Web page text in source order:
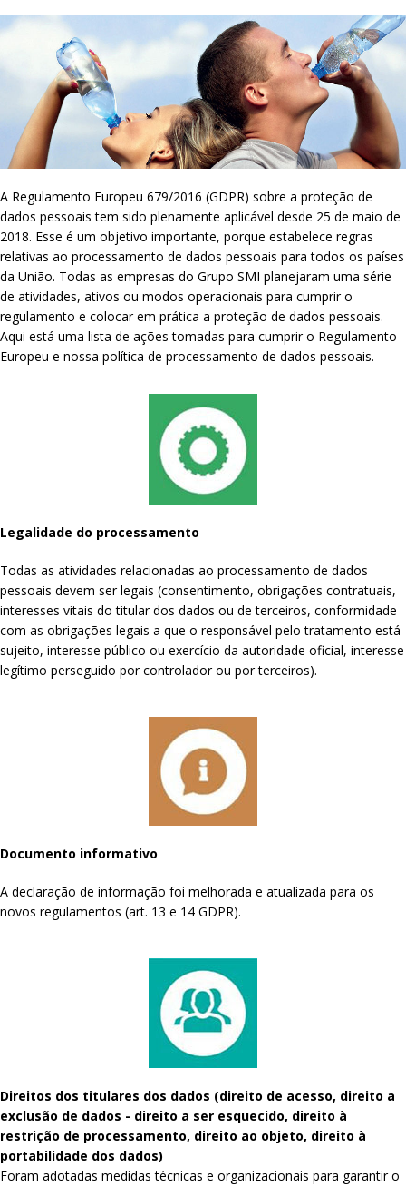
A Regulamento Europeu 679/2016 (GDPR) sobre a proteção de
dados pessoais tem sido plenamente aplicável desde 25 de maio de
2018. Esse é um objetivo importante, porque estabelece regras
relativas ao processamento de dados pessoais para todos os países
da União. Todas as empresas do Grupo SMI planejaram uma série
de atividades, ativos ou modos operacionais para cumprir o
regulamento e colocar em prática a proteção de dados pessoais.
Aqui está uma lista de ações tomadas para cumprir o Regulamento
Europeu e nossa política de processamento de dados pessoais.
Legalidade do processamento
Todas as atividades relacionadas ao processamento de dados
pessoais devem ser legais (consentimento, obrigações contratuais,
interesses vitais do titular dos dados ou de terceiros, conformidade
com as obrigações legais a que o responsável pelo tratamento está
sujeito, interesse público ou exercício da autoridade oficial, interesse
legítimo perseguido por controlador ou por terceiros).
Documento informativo
A declaração de informação foi melhorada e atualizada para os
novos regulamentos (art. 13 e 14 GDPR).
Direitos dos titulares dos dados (direito de acesso, direito a
exclusão de dados - direito a ser esquecido, direito à
restrição de processamento, direito ao objeto, direito à
portabilidade dos dados)
Foram adotadas medidas técnicas e organizacionais para garantir o